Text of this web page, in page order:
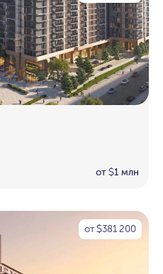
от $1 млн
от $381 200